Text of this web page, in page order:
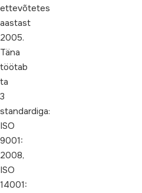
ettevõtetes
aastast
2005.
Täna
töötab
ta
3
standardiga:
ISO
9001:
2008,
ISO
14001: